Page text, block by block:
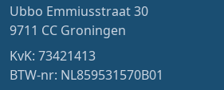
Ubbo Emmiusstraat 30
9711 CC Groningen
KvK: 73421413
BTW-nr: NL859531570B01